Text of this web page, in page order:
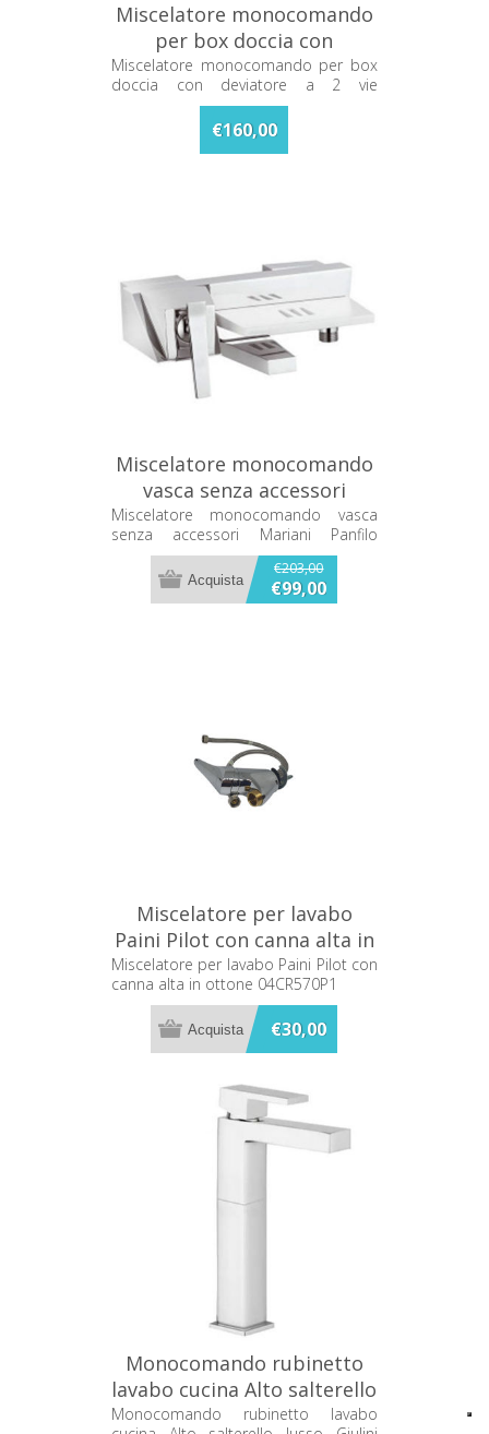
Miscelatore monocomando
per box doccia con
deviatore a 2 vie 30810CRc
Miscelatore monocomando per box
doccia con deviatore a 2 vie
€160,00
Miscelatore monocomando
vasca senza accessori
Mariani Panfilo 212/PF
Miscelatore monocomando vasca
senza accessori Mariani Panfilo
212/PF
€203,00
€99,00
Miscelatore per lavabo
Paini Pilot con canna alta in
ottone 04CR570P1
Miscelatore per lavabo Paini Pilot con
canna alta in ottone 04CR570P1
€30,00
Monocomando rubinetto
lavabo cucina Alto salterello
lusso Giulini Pablolux 9839A
Monocomando rubinetto lavabo